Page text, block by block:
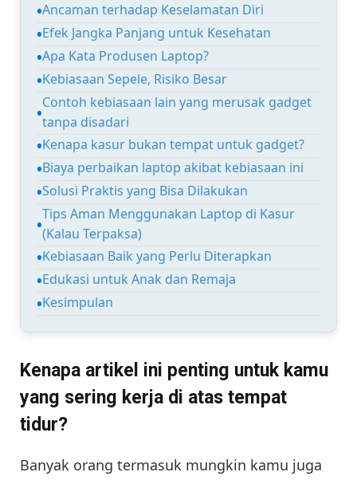
Ancaman terhadap Keselamatan Diri
Efek Jangka Panjang untuk Kesehatan
Apa Kata Produsen Laptop?
Kebiasaan Sepele, Risiko Besar
Contoh kebiasaan lain yang merusak gadget
tanpa disadari
Kenapa kasur bukan tempat untuk gadget?
Biaya perbaikan laptop akibat kebiasaan ini
Solusi Praktis yang Bisa Dilakukan
Tips Aman Menggunakan Laptop di Kasur
(Kalau Terpaksa)
Kebiasaan Baik yang Perlu Diterapkan
Edukasi untuk Anak dan Remaja
Kesimpulan
Kenapa artikel ini penting untuk kamu
yang sering kerja di atas tempat
tidur?
Banyak orang termasuk mungkin kamu juga